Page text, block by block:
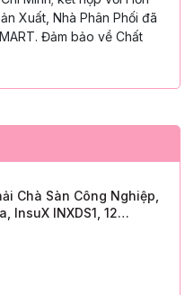
Xuất, Nhà Phân Phối đã
Đảm bảo về Chất
Chà Sàn Công Nghiệp,
InsuX INXDS1, 12